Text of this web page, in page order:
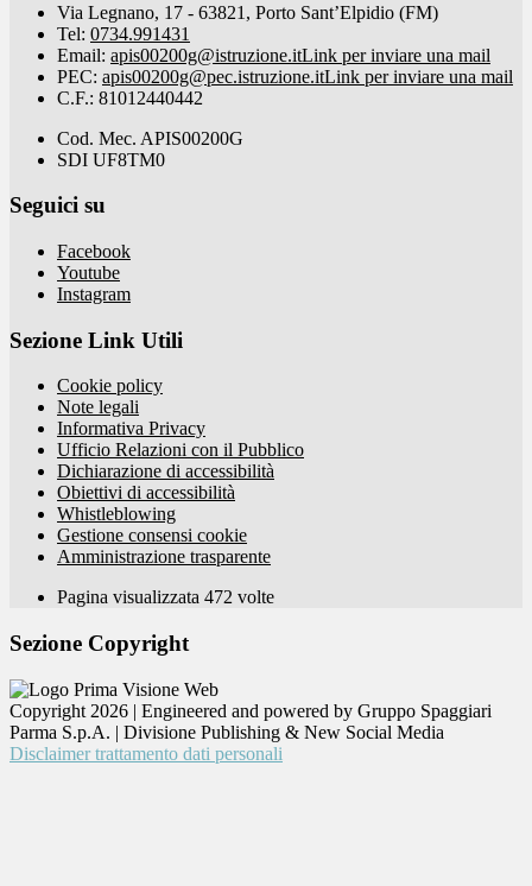
Via Legnano, 17 - 63821, Porto Sant’Elpidio (FM)
Tel: 0734.991431
Email: apis00200g@istruzione.itLink per inviare una mail
PEC: apis00200g@pec.istruzione.itLink per inviare una mail
C.F.: 81012440442
Cod. Mec. APIS00200G
SDI UF8TM0
Seguici su
Facebook
Youtube
Instagram
Sezione Link Utili
Cookie policy
Note legali
Informativa Privacy
Ufficio Relazioni con il Pubblico
Dichiarazione di accessibilità
Obiettivi di accessibilità
Whistleblowing
Gestione consensi cookie
Amministrazione trasparente
Pagina visualizzata 472 volte
Sezione Copyright
Copyright 2026 | Engineered and powered by Gruppo Spaggiari
Parma S.p.A. | Divisione Publishing & New Social Media
Disclaimer trattamento dati personali